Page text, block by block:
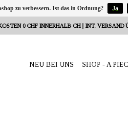
0 CHF INNERHALB CH | INT. VERSAND
NEU BEI UNS SHOP - A
zu verbessern. Ist das in Ordnung? Ja